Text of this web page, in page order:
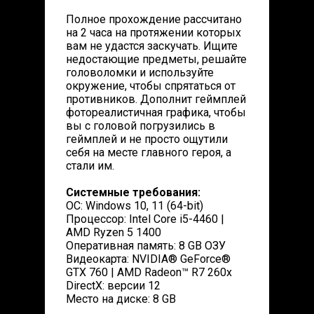
Полное прохождение рассчитано
на 2 часа на протяжении которых
вам не удастся заскучать. Ищите
недостающие предметы, решайте
головоломки и используйте
окружение, чтобы спрятаться от
противников. Дополнит геймплей
фотореалистичная графика, чтобы
вы с головой погрузились в
геймплей и не просто ощутили
себя на месте главного героя, а
стали им.
Системные требования:
ОС: Windows 10, 11 (64-bit)
Процессор: Intel Core i5-4460 |
AMD Ryzen 5 1400
Оперативная память: 8 GB ОЗУ
Видеокарта: NVIDIA® GeForce®
GTX 760 | AMD Radeon™ R7 260x
DirectX: версии 12
Место на диске: 8 GB